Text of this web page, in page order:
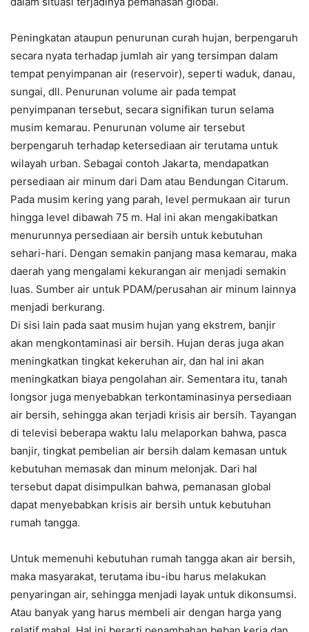
Peningkatan ataupun penurunan curah hujan, berpengaruh
secara nyata terhadap jumlah air yang tersimpan dalam
tempat penyimpanan air (reservoir), seperti waduk, danau,
sungai, dll. Penurunan volume air pada tempat
penyimpanan tersebut, secara signifikan turun selama
musim kemarau. Penurunan volume air tersebut
berpengaruh terhadap ketersediaan air terutama untuk
wilayah urban. Sebagai contoh Jakarta, mendapatkan
persediaan air minum dari Dam atau Bendungan Citarum.
Pada musim kering yang parah, level permukaan air turun
hingga level dibawah 75 m. Hal ini akan mengakibatkan
menurunnya persediaan air bersih untuk kebutuhan
sehari-hari. Dengan semakin panjang masa kemarau, maka
daerah yang mengalami kekurangan air menjadi semakin
luas. Sumber air untuk PDAM/perusahan air minum lainnya
menjadi berkurang.
Di sisi lain pada saat musim hujan yang ekstrem, banjir
akan mengkontaminasi air bersih. Hujan deras juga akan
meningkatkan tingkat kekeruhan air, dan hal ini akan
meningkatkan biaya pengolahan air. Sementara itu, tanah
longsor juga menyebabkan terkontaminasinya persediaan
air bersih, sehingga akan terjadi krisis air bersih. Tayangan
di televisi beberapa waktu lalu melaporkan bahwa, pasca
banjir, tingkat pembelian air bersih dalam kemasan untuk
kebutuhan memasak dan minum melonjak. Dari hal
tersebut dapat disimpulkan bahwa, pemanasan global
dapat menyebabkan krisis air bersih untuk kebutuhan
rumah tangga.
Untuk memenuhi kebutuhan rumah tangga akan air bersih,
maka masyarakat, terutama ibu-ibu harus melakukan
penyaringan air, sehingga menjadi layak untuk dikonsumsi.
Atau banyak yang harus membeli air dengan harga yang